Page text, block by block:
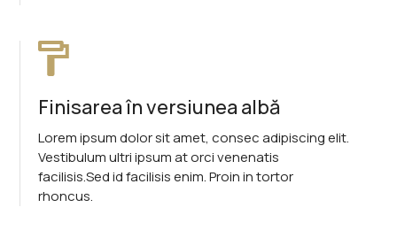
Finisarea în versiunea albă
Lorem ipsum dolor sit amet, consec adipiscing elit.
Vestibulum ultri ipsum at orci venenatis
facilisis.Sed id facilisis enim. Proin in tortor
rhoncus.